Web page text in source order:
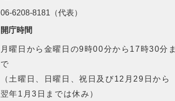
06-6208-8181（代表）
開庁時間
月曜日から金曜日の9時00分から17時30分ま
で
（土曜日、日曜日、祝日及び12月29日から
翌年1月3日までは休み）